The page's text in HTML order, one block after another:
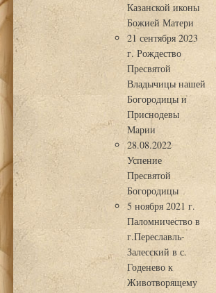
Казанской иконы
Божией Матери
21 сентября 2023
г. Рождество
Пресвятой
Владычицы нашей
Богородицы и
Приснодевы
Марии
28.08.2022
Успение
Пресвятой
Богородицы
5 ноября 2021 г.
Паломничество в
г.Переславль-
Залесский в с.
Годенево к
Животворящему